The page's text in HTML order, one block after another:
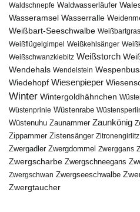
Waldschnepfe Waldwasserläufer
Wasseramsel Wasserralle
Weißbart-Seeschwalbe
Weißflügelgimpel Weißkehlsänger
Weißschwanzkiebitz Weißstorch
Wendehals Wendelstein
Wiedehopf Wiesenpieper
Winter Wintergoldhähnchen
Wüstenprinie Wüstenrabe
Wüstenuhu Zaunammer Zaunkönig
Zippammer Zistensänger Zitronengirlitz
Zwergadler Zwergdommel Zwerggans
Zwergscharbe Zwergschneegans
Zwergschwan Zwergseeschwalbe
Zwergtaucher